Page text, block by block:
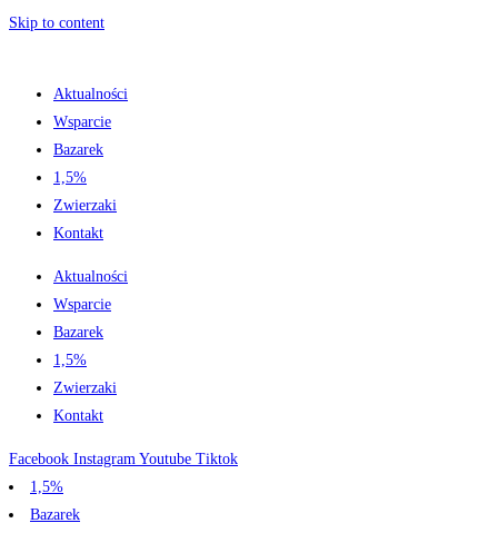
Skip to content
Aktualności
Wsparcie
Bazarek
1,5%
Zwierzaki
Kontakt
Aktualności
Wsparcie
Bazarek
1,5%
Zwierzaki
Kontakt
Facebook Instagram Youtube Tiktok
1,5%
Bazarek